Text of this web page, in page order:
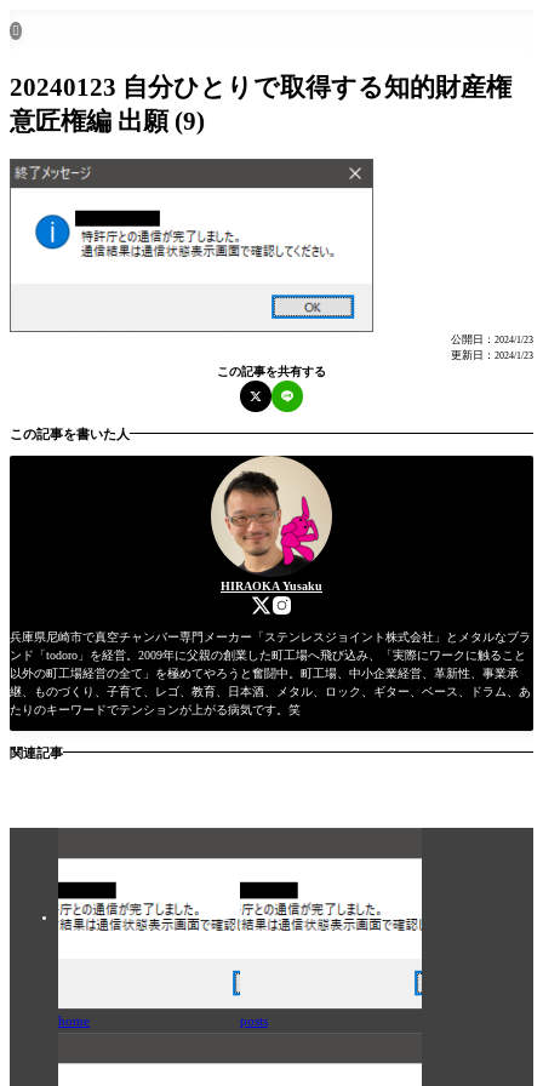

20240123 自分ひとりで取得する知的財産権
意匠権編 出願 (9)
公開日： 2024/1/23
更新日： 2024/1/23
この記事を共有する
この記事を書いた人
HIRAOKA Yusaku
兵庫県尼崎市で真空チャンバー専門メーカー「ステンレスジョイント株式会社」とメタルなブラ
ンド「todoro」を経営。2009年に父親の創業した町工場へ飛び込み、「実際にワークに触ること
以外の町工場経営の全て」を極めてやろうと奮闘中。町工場、中小企業経営、革新性、事業承
継、ものづくり、子育て、レゴ、教育、日本酒、メタル、ロック、ギター、ベース、ドラム、あ
たりのキーワードでテンションが上がる病気です。笑
関連記事
home posts